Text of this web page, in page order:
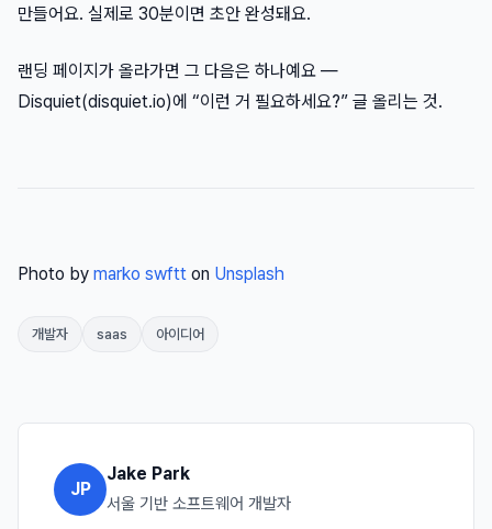
만들어요. 실제로 30분이면 초안 완성돼요.
랜딩 페이지가 올라가면 그 다음은 하나예요 —
Disquiet(disquiet.io)에 “이런 거 필요하세요?” 글 올리는 것.
Photo by marko swftt on Unsplash
개발자 saas 아이디어
JP
Jake Park
서울 기반 소프트웨어 개발자